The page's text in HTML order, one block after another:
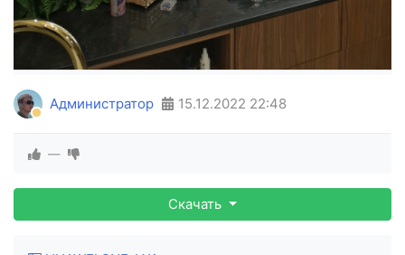
Администратор 15.12.2022 22:48
—
Скачать